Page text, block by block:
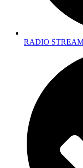
RADIO